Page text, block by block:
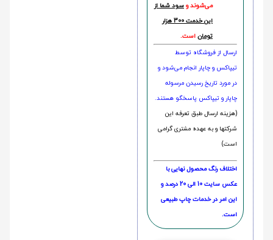
می‌شوند و سود شما از
این خدمت 300 هزار
تومان است.
ارسال از فروشگاه توسط
تیپاکس و چاپار انجام می‌شود و
در مورد تاریخ رسیدن مرسوله
چاپار و تیپاکس پاسخگو هستند.
(هزینه ارسال طبق تعرفه این
شرکتها و به عهده مشتری گرامی
است)
اختلاف رنگ محصول نهایی با
عکس سایت 10 الی 20 درصد و
این امر در خدمات چاپ طبیعی
است.